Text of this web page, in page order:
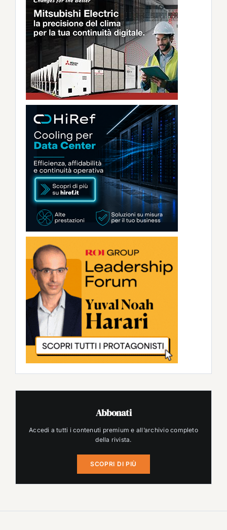
Abbonati
Accedi a tutti i contenuti premium e all’archivio completo
della rivista.
SCOPRI DI PIÙ